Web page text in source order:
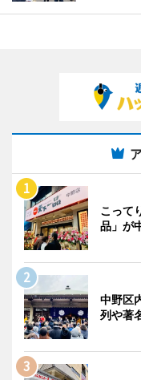
こって
品」が
中野区
列や著